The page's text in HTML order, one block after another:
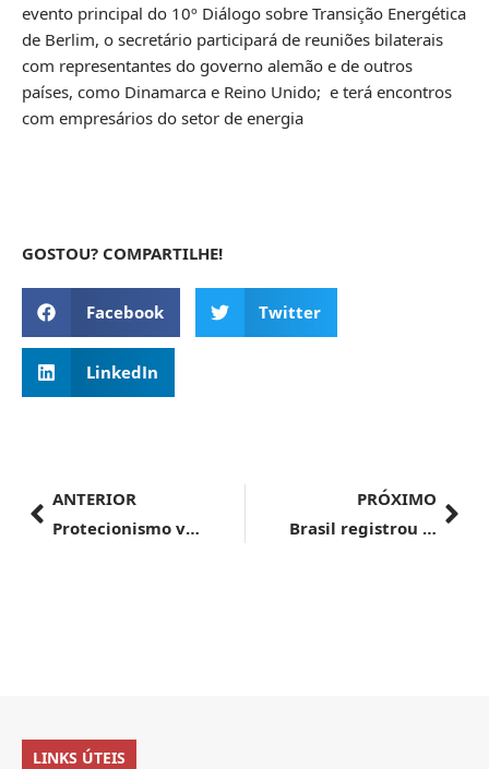
evento principal do 10º Diálogo sobre Transição Energética
de Berlim, o secretário participará de reuniões bilaterais
com representantes do governo alemão e de outros
países, como Dinamarca e Reino Unido; e terá encontros
com empresários do setor de energia
GOSTOU? COMPARTILHE!
Facebook Twitter
LinkedIn
ANTERIOR
Protecionismo verde não contribui para o desenvolvimento sustentável, alerta secretária do MDIC
PRÓXIMO
Brasil registrou superávit de US$ 1,5 bi na terceira semana de março
LINKS ÚTEIS